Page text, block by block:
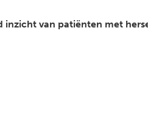
inzicht van patiënten met